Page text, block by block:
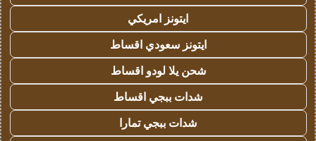
ايتونز امريكي
ايتونز سعودي اقساط
شحن يلا لودو اقساط
شدات ببجي اقساط
شدات ببجي تمارا